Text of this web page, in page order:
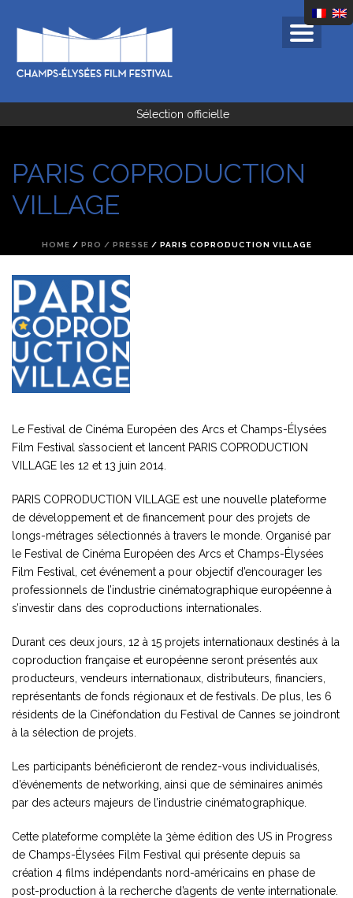
Sélection officielle
PARIS COPRODUCTION
VILLAGE
HOME / PRO / PRESSE / PARIS COPRODUCTION VILLAGE
Le Festival de Cinéma Européen des Arcs et Champs-Élysées
Film Festival s’associent et lancent PARIS COPRODUCTION
VILLAGE les 12 et 13 juin 2014.
PARIS COPRODUCTION VILLAGE est une nouvelle plateforme
de développement et de financement pour des projets de
longs-métrages sélectionnés à travers le monde. Organisé par
le Festival de Cinéma Européen des Arcs et Champs-Élysées
Film Festival, cet événement a pour objectif d’encourager les
professionnels de l’industrie cinématographique européenne à
s’investir dans des coproductions internationales.
Durant ces deux jours, 12 à 15 projets internationaux destinés à la
coproduction française et européenne seront présentés aux
producteurs, vendeurs internationaux, distributeurs, financiers,
représentants de fonds régionaux et de festivals. De plus, les 6
résidents de la Cinéfondation du Festival de Cannes se joindront
à la sélection de projets.
Les participants bénéficieront de rendez-vous individualisés,
d’événements de networking, ainsi que de séminaires animés
par des acteurs majeurs de l’industrie cinématographique.
Cette plateforme complète la 3ème édition des US in Progress
de Champs-Élysées Film Festival qui présente depuis sa
création 4 films indépendants nord-américains en phase de
post-production à la recherche d’agents de vente internationale.